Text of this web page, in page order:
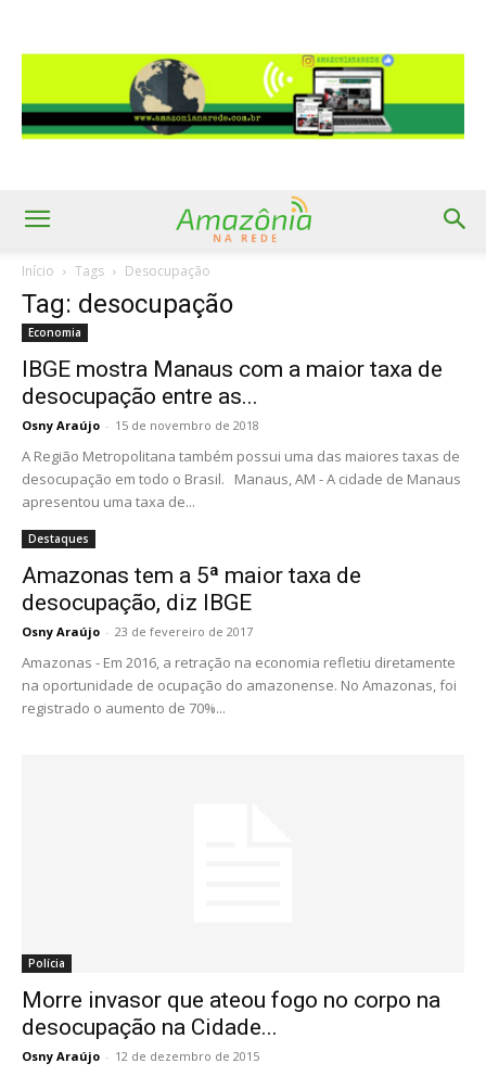
Início Tags Desocupação
Tag: desocupação
Economia
IBGE mostra Manaus com a maior taxa de
desocupação entre as...
Osny Araújo - 15 de novembro de 2018
A Região Metropolitana também possui uma das maiores taxas de
desocupação em todo o Brasil. Manaus, AM - A cidade de Manaus
apresentou uma taxa de...
Destaques
Amazonas tem a 5ª maior taxa de
desocupação, diz IBGE
Osny Araújo - 23 de fevereiro de 2017
Amazonas - Em 2016, a retração na economia refletiu diretamente
na oportunidade de ocupação do amazonense. No Amazonas, foi
registrado o aumento de 70%...
Polícia
Morre invasor que ateou fogo no corpo na
desocupação na Cidade...
Osny Araújo - 12 de dezembro de 2015